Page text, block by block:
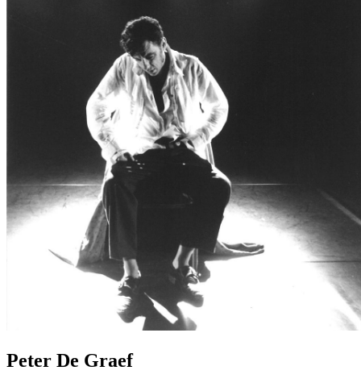
Peter De Graef